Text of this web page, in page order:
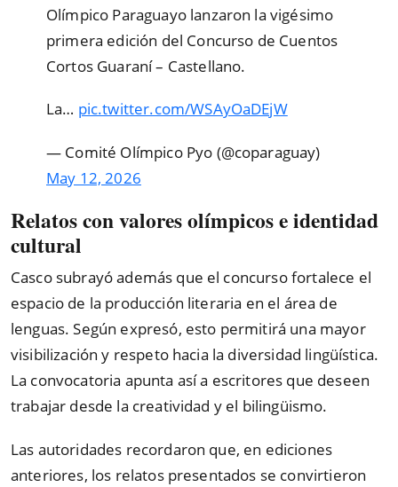
Olímpico Paraguayo lanzaron la vigésimo
primera edición del Concurso de Cuentos
Cortos Guaraní – Castellano.
La… pic.twitter.com/WSAyOaDEjW
— Comité Olímpico Pyo (@coparaguay)
May 12, 2026
Relatos con valores olímpicos e identidad
cultural
Casco subrayó además que el concurso fortalece el
espacio de la producción literaria en el área de
lenguas. Según expresó, esto permitirá una mayor
visibilización y respeto hacia la diversidad lingüística.
La convocatoria apunta así a escritores que deseen
trabajar desde la creatividad y el bilingüismo.
Las autoridades recordaron que, en ediciones
anteriores, los relatos presentados se convirtieron